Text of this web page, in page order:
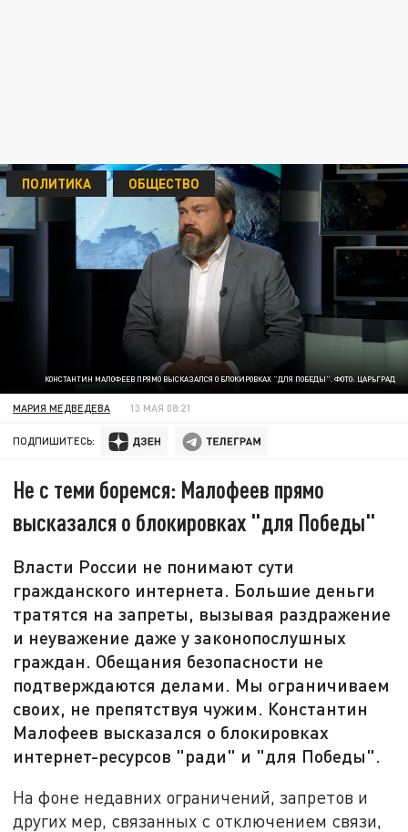
КОНСТАНТИН МАЛОФЕЕВ ПРЯМО ВЫСКАЗАЛСЯ О БЛОКИРОВКАХ "ДЛЯ ПОБЕДЫ". ФОТО: ЦАРЬГРАД
ПОЛИТИКА ОБЩЕСТВО
МАРИЯ МЕДВЕДЕВА 13 МАЯ 08:21
ПОДПИШИТЕСЬ:
Не с теми боремся: Малофеев прямо
высказался о блокировках "для Победы"
Власти России не понимают сути
гражданского интернета. Большие деньги
тратятся на запреты, вызывая раздражение
и неуважение даже у законопослушных
граждан. Обещания безопасности не
подтверждаются делами. Мы ограничиваем
своих, не препятствуя чужим. Константин
Малофеев высказался о блокировках
интернет-ресурсов "ради" и "для Победы".
На фоне недавних ограничений, запретов и
других мер, связанных с отключением связи,